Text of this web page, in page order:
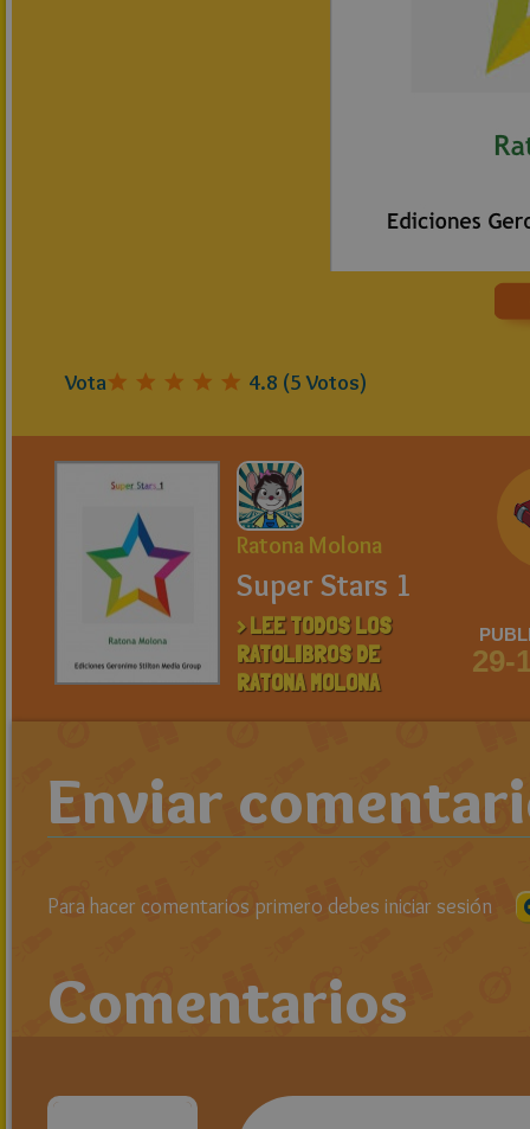
Vota 4.8 (5Votos)
Ratona Molona
Super Stars 1
> LEE TODOS LOS
RATOLIBROS DE
RATONA MOLONA
29-
Enviar
Para hacer comentarios primero debes iniciar sesión
Comentarios